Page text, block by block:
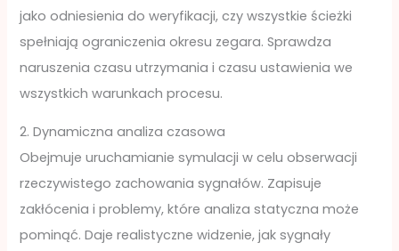
jako odniesienia do weryfikacji, czy wszystkie ścieżki
spełniają ograniczenia okresu zegara. Sprawdza
naruszenia czasu utrzymania i czasu ustawienia we
wszystkich warunkach procesu.
2. Dynamiczna analiza czasowa
Obejmuje uruchamianie symulacji w celu obserwacji
rzeczywistego zachowania sygnałów. Zapisuje
zakłócenia i problemy, które analiza statyczna może
pominąć. Daje realistyczne widzenie, jak sygnały